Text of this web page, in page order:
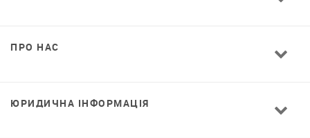
ПРО НАС
ЮРИДИЧНА ІНФОРМАЦІЯ